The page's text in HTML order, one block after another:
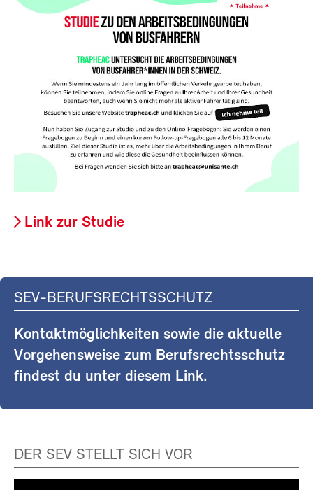
Link zur Studie
SEV-BERUFSRECHTSSCHUTZ
Kontaktmöglichkeiten sowie die aktuelle
Vorgehensweise zum Berufsrechtsschutz
findest du unter diesem Link.
DER SEV STELLT SICH VOR